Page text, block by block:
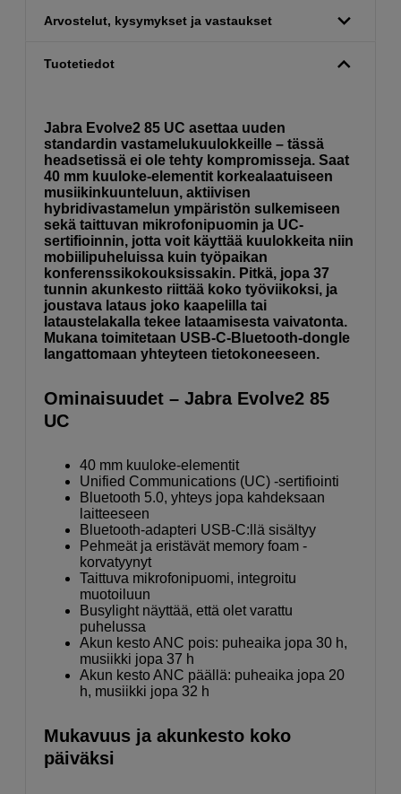
Arvostelut, kysymykset ja vastaukset
Tuotetiedot
Jabra Evolve2 85 UC asettaa uuden
standardin vastamelukuulokkeille – tässä
headsetissä ei ole tehty kompromisseja. Saat
40 mm kuuloke-elementit korkealaatuiseen
musiikinkuunteluun, aktiivisen
hybridivastamelun ympäristön sulkemiseen
sekä taittuvan mikrofonipuomin ja UC-
sertifioinnin, jotta voit käyttää kuulokkeita niin
mobiilipuheluissa kuin työpaikan
konferenssikokouksissakin. Pitkä, jopa 37
tunnin akunkesto riittää koko työviikoksi, ja
joustava lataus joko kaapelilla tai
lataustelakalla tekee lataamisesta vaivatonta.
Mukana toimitetaan USB-C-Bluetooth-dongle
langattomaan yhteyteen tietokoneeseen.
Ominaisuudet – Jabra Evolve2 85
UC
40 mm kuuloke-elementit
Unified Communications (UC) -sertifiointi
Bluetooth 5.0, yhteys jopa kahdeksaan
laitteeseen
Bluetooth-adapteri USB-C:llä sisältyy
Pehmeät ja eristävät memory foam -
korvatyynyt
Taittuva mikrofonipuomi, integroitu
muotoiluun
Busylight näyttää, että olet varattu
puhelussa
Akun kesto ANC pois: puheaika jopa 30 h,
musiikki jopa 37 h
Akun kesto ANC päällä: puheaika jopa 20
h, musiikki jopa 32 h
Mukavuus ja akunkesto koko
päiväksi